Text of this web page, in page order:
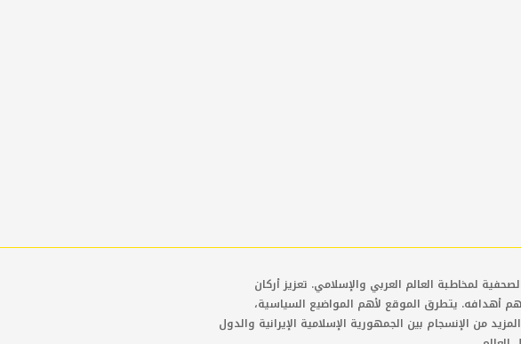
لمخاطبة العالم العربي والإسلامي. تعزيز أركان
أهدافه. يتطرق الموقع لأهم المواضيع السياسية،
من الإنسجام بين الجمهورية الإسلامية الإيرانية والدول